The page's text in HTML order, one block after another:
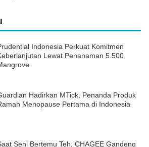
Indonesia Perkuat Komitmen
Lewat Penanaman 5.500
Hadirkan MTick, Penanda Produk
Menopause Pertama di Indonesia
Seni Bertemu Teh, CHAGEE Gandeng